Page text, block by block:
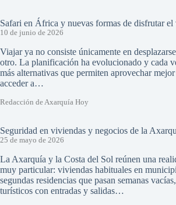
Safari en África y nuevas formas de disfrutar el
10 de junio de 2026
Viajar ya no consiste únicamente en
otro. La planificación ha evolucionado y cada
más alternativas que permiten aprovechar
acceder a…
Redacción de Axarquía Hoy
Seguridad en viviendas y negocios de la
25 de mayo de 2026
La Axarquía y la Costa del Sol reúnen una
muy particular: viviendas habituales en
segundas residencias que pasan semanas
turísticos con entradas y salidas…